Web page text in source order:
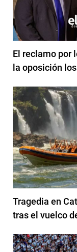
El reclamo por
la oposición
Tragedia en
tras el vuelco